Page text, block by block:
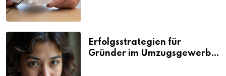
Erfolgsstrategien für
Gründer im Umzugsgewerbe